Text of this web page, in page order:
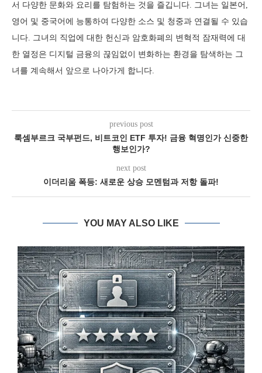
서 다양한 문화와 요리를 탐험하는 것을 즐깁니다. 그녀는 일본어,
영어 및 중국어에 능통하여 다양한 소스 및 청중과 연결될 수 있습
니다. 그녀의 직업에 대한 헌신과 암호화폐의 변혁적 잠재력에 대
한 열정은 디지털 금융의 끊임없이 변화하는 환경을 탐색하는 그
녀를 계속해서 앞으로 나아가게 합니다.
previous post
룩셈부르크 국부펀드, 비트코인 ETF 투자! 금융 혁명인가 신중한
행보인가?
next post
이더리움 폭등: 새로운 상승 모멘텀과 저항 돌파!
YOU MAY ALSO LIKE